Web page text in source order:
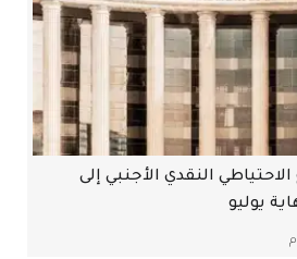
الاحتياطي النقدي الأجنبي إلى